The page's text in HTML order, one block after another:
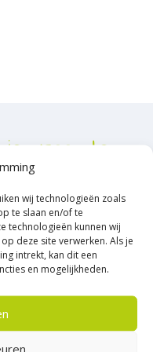
wij technologieën zoals
te slaan en/of te
technologieën kunnen wij
deze site verwerken. Als je
intrekt, kan dit een
en mogelijkheden.
in Nero Grey, Notte
tricolore!?
(coating)
zijn duurzamer
blijft er als het ware
juiste aanleg en het
assortiment dus!
graag te
advies
Kan ook!